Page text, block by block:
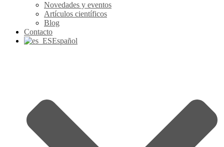
Novedades y eventos
Artículos científicos
Blog
Contacto
Español